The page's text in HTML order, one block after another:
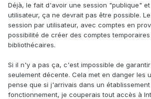
responsables.
Et cela fait des mois que j'informe le DSI
sont des passoires, jamais mis à jour, et
toutes façon accessibles et
session sécurisée, à laquelle je n'ai pas
session publique, des versions "free",
internet, et dont la durée de vie est aussi
fiabilité.
Déjà, le fait d'avoir une session "publique"
utilisateur, ça ne devrait pas être possible.
session par utilisateur, avec comptes en
possibilité de créer des comptes
bibliothécaires.
Si il n'y a pas ça, c'est impossible de
seulement décente. Cela met en danger les
pense que si j'arrivais dans un
fonctionnement, je couperais tout accès à